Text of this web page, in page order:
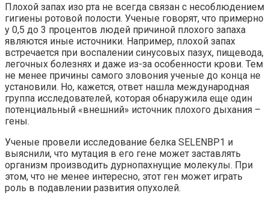
Плохой запах изо рта не всегда связан с несоблюдением
гигиены ротовой полости. Ученые говорят, что примерно
у 0,5 до 3 процентов людей причиной плохого запаха
являются иные источники. Например, плохой запах
встречается при воспалении синусовых пазух, пищевода,
легочных болезнях и даже из-за особенности крови. Тем
не менее причины самого зловония ученые до конца не
установили. Но, кажется, ответ нашла международная
группа исследователей, которая обнаружила еще один
потенциальный «внешний» источник плохого дыхания –
гены.
Ученые провели исследование белка SELENBP1 и
выяснили, что мутация в его гене может заставлять
организм производить дурнопахнущие молекулы. При
этом, что не менее интересно, этот ген может играть
роль в подавлении развития опухолей.